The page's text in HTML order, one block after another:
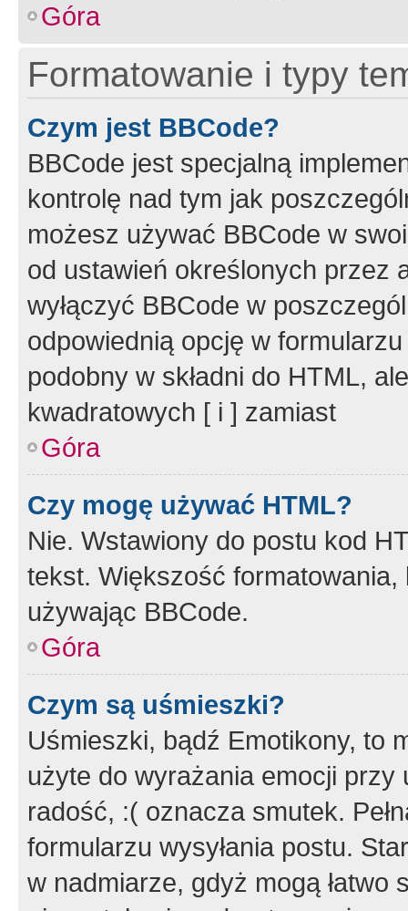
Góra
Formatowanie i typy
Czym jest BBCode?
BBCode jest specjalną
kontrolę nad tym jak
możesz używać BBCode w
od ustawień określonych przez
wyłączyć BBCode w
odpowiednią opcję w
podobny w składni do HTML,
kwadratowych [ i ] zamiast
Góra
Czy mogę używać HTML?
Nie. Wstawiony do postu kod
tekst. Większość
używając BBCode.
Góra
Czym są uśmieszki?
Uśmieszki, bądź Emotikony, to
użyte do wyrażania emocji
radość, :( oznacza smutek.
formularzu wysyłania postu.
w nadmiarze, gdyż mogą